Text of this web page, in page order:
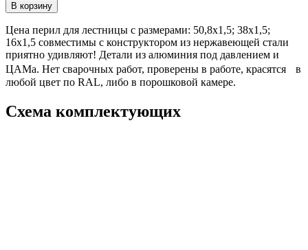
В корзину
Цена перил для лестницы с размерами: 50,8х1,5; 38х1,5;
16х1,5 совместимы с конструктором из нержавеющей стали
приятно удивляют! Детали из алюминия под давлением и
ЦАМа. Нет сварочных работ, проверены в работе, красятся в
любой цвет по RAL, либо в порошковой камере.
Схема комплектующих